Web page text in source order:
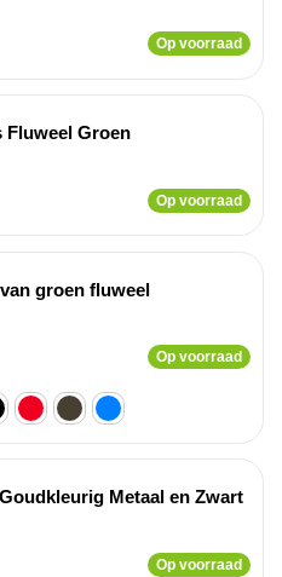
Op voorraad
Fluweel Groen
Op voorraad
groen fluweel
Op voorraad
Metaal en Zwart
Op voorraad